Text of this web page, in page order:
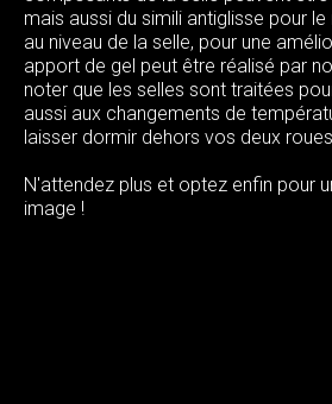
mais aussi du simili antiglisse pour
au niveau de la selle, pour une
apport de gel peut être réalisé par
noter que les selles sont traitées
aussi aux changements de
laisser dormir dehors vos deux
N'attendez plus et optez enfin pour
image !